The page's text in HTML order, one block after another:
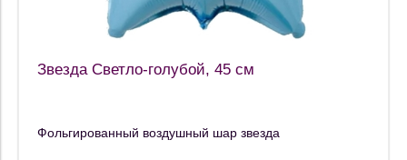
Звезда Светло-голубой, 45 см
Фольгированный воздушный шар звезда